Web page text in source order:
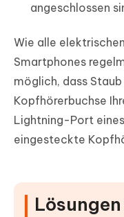
angeschlossen
Wie alle
Smartphones
möglich, dass
Kopfhörerbuchse
Lightning-Port
eingesteckte